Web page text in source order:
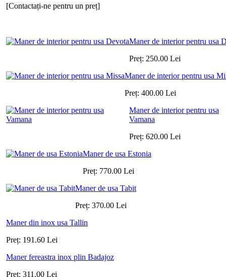
[Contactați-ne pentru un preț]
Maner de interior pentru usa
Preț: 250.00 Lei
Maner de interior pentru usa
Preț: 400.00 Lei
Maner de interior pentru usa
Vamana
Preț: 620.00 Lei
Maner de usa Estonia
Preț: 770.00 Lei
Maner de usa Tabit
Preț: 370.00 Lei
Maner din inox usa Tallin
Preț: 191.60 Lei
Maner fereastra inox plin Badajoz
Preț: 311.00 Lei